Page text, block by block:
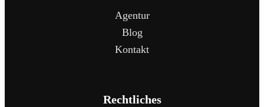
Agentur
Blog
Kontakt
Rechtliches